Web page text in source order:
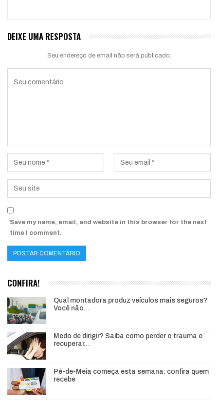
DEIXE UMA RESPOSTA
Seu endereço de email não será publicado.
Save my name, email, and website in this browser for the next
time I comment.
CONFIRA!
Qual montadora produz veículos mais seguros?
Você não…
Medo de dirigir? Saiba como perder o trauma e
recuperar…
Pé-de-Meia começa esta semana: confira quem
recebe